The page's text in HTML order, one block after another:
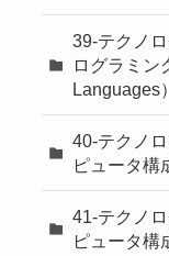
39-テクノ
ログラミン
Languages）
40-テクノ
ピュータ構
41-テクノ
ピュータ構